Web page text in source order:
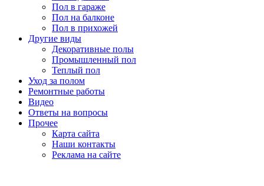
Пол в гараже
Пол на балконе
Пол в прихожей
Другие виды
Декоративные полы
Промышленный пол
Теплый пол
Уход за полом
Ремонтные работы
Видео
Ответы на вопросы
Прочее
Карта сайта
Наши контакты
Реклама на сайте